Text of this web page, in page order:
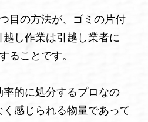
目の方法が、ゴミの片付
し作業は引越し業者に
ることです。
的に処分するプロなの
感じられる物量であって